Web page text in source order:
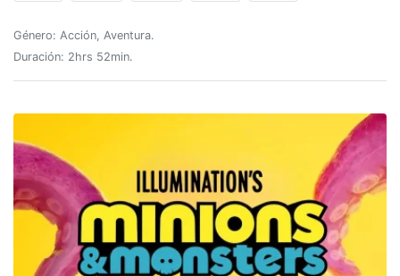
Género: Acción, Aventura.
Duración: 2hrs 52min.